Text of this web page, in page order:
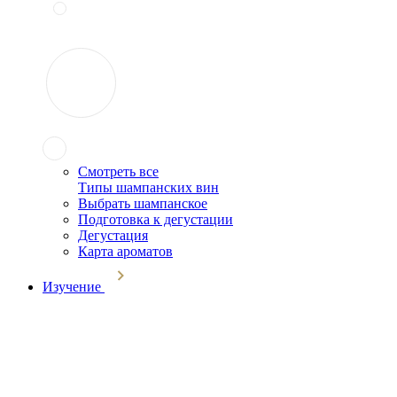
Смотреть все
Типы шампанских вин
Выбрать шампанское
Подготовка к дегустации
Дегустация
Карта ароматов
Изучение